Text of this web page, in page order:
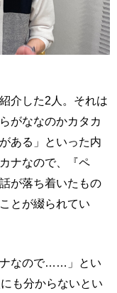
介した2人。それは
がななのかカタカ
ある」といった内
ナなので、『ペ
が落ち着いたもの
とが綴られてい
ナなので……」とい
も分からないとい